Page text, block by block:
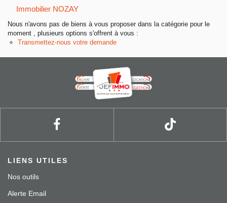
Nos agences
Immobilier NOZAY
Nous n'avons pas de biens à vous proposer dans la catégorie pour le
moment , plusieurs options s'offrent à vous :
Transmettez-nous votre demande
LIENS UTILES
Nos outils
Alerte Email